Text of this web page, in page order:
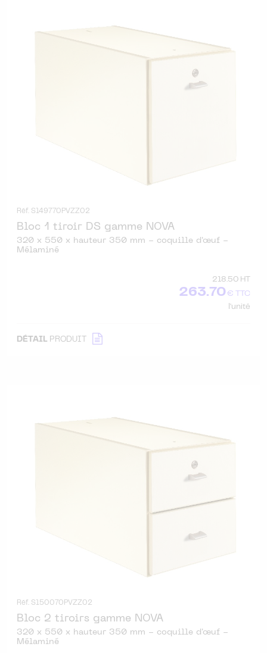
Réf. S149770PVZZ02
Bloc 1 tiroir DS gamme NOVA
320 x 550 x hauteur 350 mm - coquille d'œuf -
Mélaminé
218.50 HT
263.70€ TTC
l'unité
DÉTAIL PRODUIT
Réf. S150070PVZZ02
Bloc 2 tiroirs gamme NOVA
320 x 550 x hauteur 350 mm - coquille d'œuf -
Mélaminé